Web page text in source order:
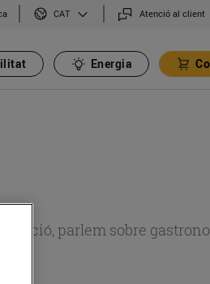
CAT Atenció al client
Energia
parlem sobre